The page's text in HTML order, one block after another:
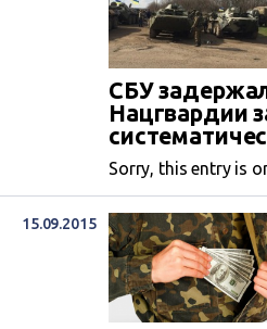
СБУ
Нацгвардии
Sorry, this entry is
15.09.2015